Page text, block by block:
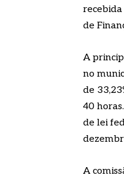
de
A
no
de
40
de lei
A